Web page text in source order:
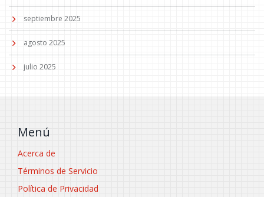
septiembre 2025
agosto 2025
julio 2025
Menú
Acerca de
Términos de Servicio
Política de Privacidad